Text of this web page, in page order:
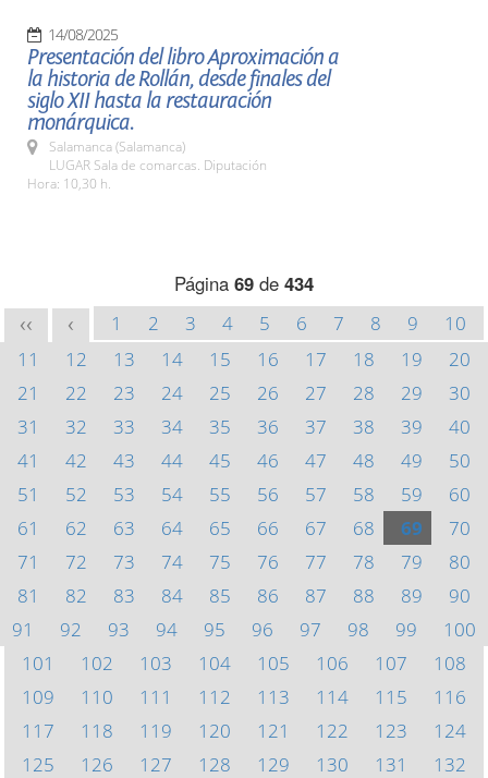
14/08/2025
Presentación del libro Aproximación a
la historia de Rollán, desde finales del
siglo XII hasta la restauración
monárquica.
Salamanca (Salamanca)
LUGAR Sala de comarcas. Diputación
Hora: 10,30 h.
Página 69 de 434
<< < 1 2 3 4 5 6 7 8 9
10
11
12 13 14 15 16 17 18 19
20
21
22 23 24 25 26 27 28 29
30
31
32 33 34 35 36 37 38 39
40
41
42 43 44 45 46 47 48 49
50
51
52 53 54 55 56 57 58 59
60
61
62 63 64 65 66 67 68 69
70
71
72 73 74 75 76 77 78 79
80
81
82 83 84 85 86 87 88 89
90
91
92 93 94 95 96 97 98 99
100
101
102 103 104 105 106 107
108
109
110 111 112 113 114 115
116
117
118 119 120 121 122 123
124
125
126 127 128 129 130 131
132